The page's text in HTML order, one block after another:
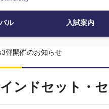
ル 入試案内
弾開催のお知らせ
ンドセット・